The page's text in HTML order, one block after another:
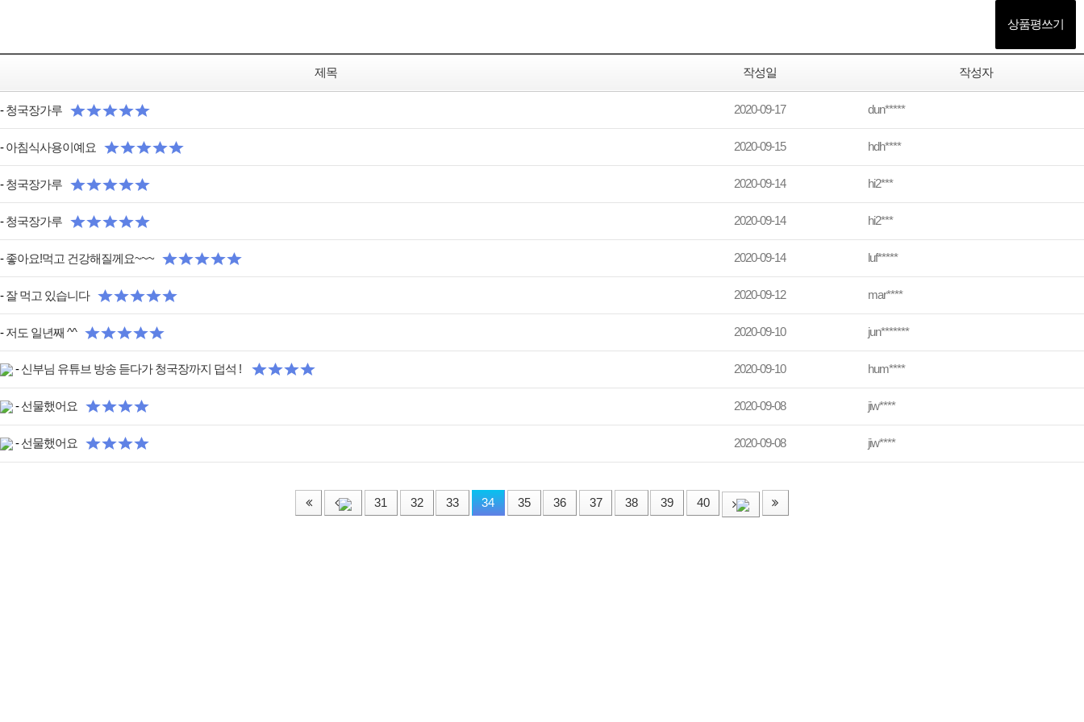
상품평쓰기
제목 작성일 작성자
-청국장가루 2020-09-17 dun*****
-아침식사용이예요 2020-09-15 hdh****
-청국장가루 2020-09-14 hi2***
-청국장가루 2020-09-14 hi2***
-좋아요!먹고 건강해질께요~~~ 2020-09-14 luf*****
-잘 먹고 있습니다 2020-09-12 mar****
-저도 일년째 ^^ 2020-09-10 jun*******
-신부님 유튜브 방송 듣다가 청국장까지 덥석 ! 2020-09-10 hum****
-선물했어요 2020-09-08 jiw****
-선물했어요 2020-09-08 jiw****
31 32 33 34 35 36 37 38 39 40